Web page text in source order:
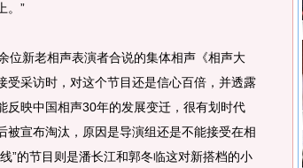
。”
新老相声表演者合说的集体相声《相声大
受采访时，对这个节目还是信心百倍，并透露
反映中国相声30年的发展变迁，很有划时代
被宣布淘汰，原因是导演组还是不能接受在相
”的节目则是潘长江和郭冬临这对新搭档的小